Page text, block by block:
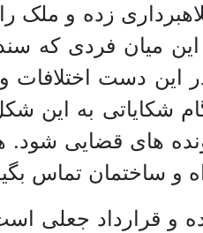
زده و ملک
میان فردی که
این دست
شکایاتی به این
های قضایی شود.
و ساختمان تماس
و قرارداد جعلی